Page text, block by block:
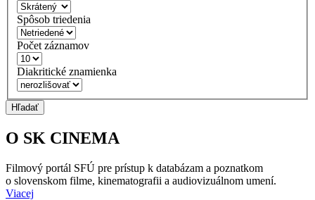
Spôsob triedenia
Počet záznamov
Diakritické znamienka
Hľadať
O SK CINEMA
Filmový portál SFÚ pre prístup k databázam a poznatkom
o slovenskom filme, kinematografii a audiovizuálnom umení.
Viacej